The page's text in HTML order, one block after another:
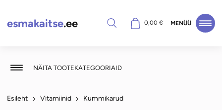
esmakaitse.ee Otsi 0,00€ MENÜÜ
NÄITA TOOTEKATEGOORIAID
Esileht Vitamiinid Kummikarud